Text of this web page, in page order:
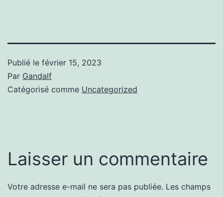
Publié le février 15, 2023
Par Gandalf
Catégorisé comme Uncategorized
Laisser un commentaire
Votre adresse e-mail ne sera pas publiée. Les champs